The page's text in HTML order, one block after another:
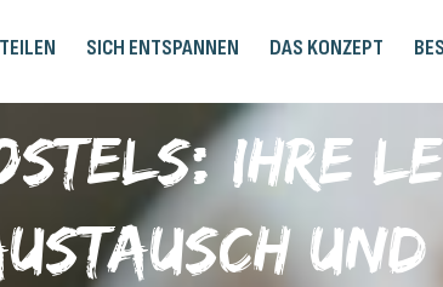
TEILEN SICH ENTSPANNEN DAS KONZEPT
Ihre